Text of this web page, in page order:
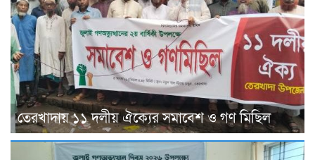
তেরখাদায় ১১ দলীয় ঐক্যের সমাবেশ ও গণ মিছিল